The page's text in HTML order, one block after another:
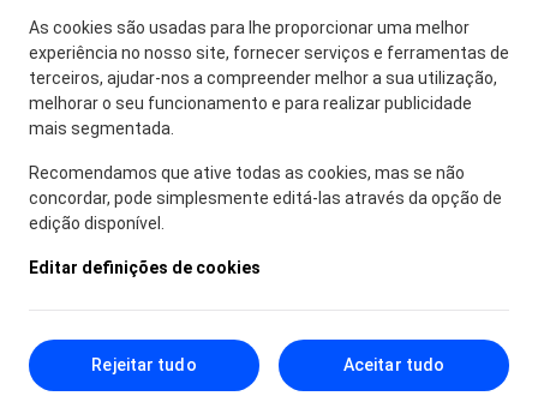
As cookies são usadas para lhe proporcionar uma melhor
experiência no nosso site, fornecer serviços e ferramentas de
terceiros, ajudar-nos a compreender melhor a sua utilização,
melhorar o seu funcionamento e para realizar publicidade
mais segmentada.
Recomendamos que ative todas as cookies, mas se não
concordar, pode simplesmente editá-las através da opção de
edição disponível.
Editar definições de cookies
Rejeitar tudo Aceitar tudo